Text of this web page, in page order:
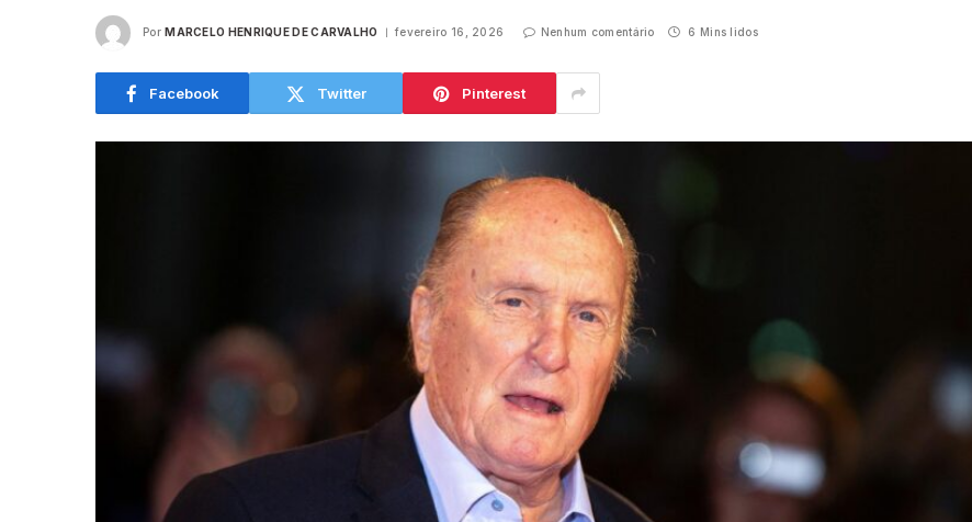
Por MARCELO HENRIQUE DE CARVALHO fevereiro 16, 2026 Nenhum comentário 6 Mins lidos
Facebook Twitter Pinterest